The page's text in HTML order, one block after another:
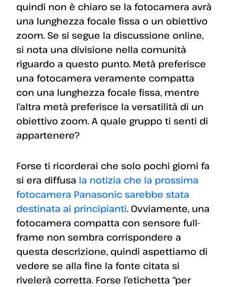
quindi non è chiaro se la fotocamera avrà
una lunghezza focale fissa o un obiettivo
zoom. Se si segue la discussione online,
si nota una divisione nella comunità
riguardo a questo punto. Metà preferisce
una fotocamera veramente compatta
con una lunghezza focale fissa, mentre
l’altra metà preferisce la versatilità di un
obiettivo zoom. A quale gruppo ti senti di
appartenere?
Forse ti ricorderai che solo pochi giorni fa
si era diffusa la notizia che la prossima
fotocamera Panasonic sarebbe stata
destinata ai principianti. Ovviamente, una
fotocamera compatta con sensore full-
frame non sembra corrispondere a
questa descrizione, quindi aspettiamo di
vedere se alla fine la fonte citata si
rivelerà corretta. Forse l’etichetta “per